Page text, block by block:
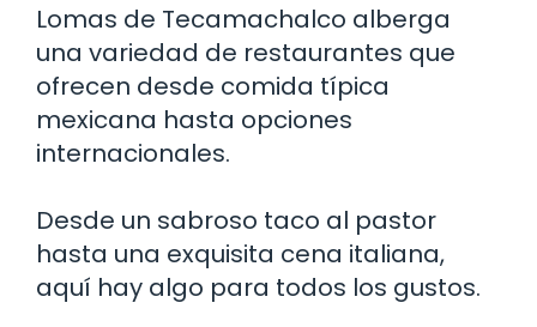
Lomas de Tecamachalco alberga
una variedad de restaurantes que
ofrecen desde comida típica
mexicana hasta opciones
internacionales.
Desde un sabroso taco al pastor
hasta una exquisita cena italiana,
aquí hay algo para todos los gustos.